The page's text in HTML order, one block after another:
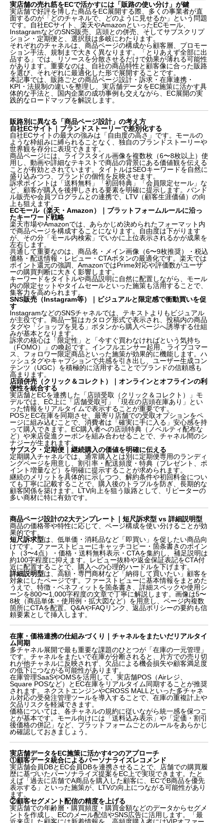
実店舗の売れ筋をECで活かすには「販路の使い分け」が鍵
実店舗で好評を博した商品をEC展開する際、多くの事業者が直
面するのが「どのチャネルで、どのように見せるか」という問題
です。自社ECサイト、楽天やAmazonといったECモール、
InstagramなどのSNS販売、店頭との併売、そしてサブスクリプ
ション・定期便と、選択肢は多岐にわたります。
それぞれのチャネルは、商品ページの構成から顧客層、プロモー
ション手法、規制まで大きく異なります。「とりあえず全部に出
品する」では、リソースを分散させるだけで効果が薄れる可能性
があります。重要なのは、自社の商品特性と顧客像に合った販路
を選び、それぞれに最適化した形で展開することです。
本記事では、販路ごとの商品ページ設計・訴求・在庫連携・
KPI・法規制の違いを整理し、実店舗データをEC施策に活かす具
体的な手法と、国内企業の成功事例も交えながら、EC展開の実
践的なロードマップを解説します。
販路別に異なる「商品ページ設計」の考え方
自社ECサイト｜ブランドストーリーで差別化する
自社ECサイトの最大の強みは「自由度の高さ」です。モールの
ような枠組みに縛られることなく、独自のブランドストーリーや
世界観を存分に表現できます。
商品ページには、ライフスタイル画像を複数枚（6〜8枚以上）使
用し、動画や詳細なテキストで商品の背景にある価値観を伝える
ことが有効とされています。タイトルはSEOキーワードを自然に
盛り込みつつ、ブランドの個性を反映させます。
訴求ポイントは「送料無料」「初回特典」「会員限定セール」な
ど、顧客が購入を後押しされる要素を明確に提示します。バンド
ル販売や会員プログラムとの連携で、LTV（顧客生涯価値）の向
上も狙えます。
ECモール（楽天・Amazon）｜プラットフォームルールに沿っ
たキーワード戦略
楽天市場やAmazonでは、あらかじめ決められたフォーマット内
で商品ページを構成することになります。自由度は下がります
が、その分「モール内検索」でいかに上位表示されるかが成果を
左右します。
共通して重要なのは、商品名・メイン画像（6〜9枚推奨）・税込
価格・配送情報・レビュー・CTAボタンの最適化です。楽天では
ポイント還元の強調、AmazonではPrime対応や評価数がユーザ
ーの購買判断に大きく影響します。
キーワードをタイトルや商品説明に自然に配置しながら、モール
内の限定セットやタイムセールといった施策も活用することで、
集客力を高められます。
SNS販売（Instagram等）｜ビジュアルと限定感で衝動買いを促
す
InstagramなどのSNSチャネルでは、テキストよりもビジュアル
が主役です。商品一覧はカタログ形式で表示され、投稿内の商品
タグや「ショップを見る」ボタンから購入ページへ誘導する仕組
みが基本となります。
訴求の核心は「限定性」と「今すぐ買わなければという気持ち
（FOMO）」の喚起です。インフルエンサー起用、ライブコマー
ス、フォロワー限定商品といった施策が効果的に機能します。ハ
ッシュタグやキャプションで共感を引き出し、ユーザー生成コン
テンツ（UGC）を積極的に活用することでブランドの信頼感も
高まります。
店頭併売（クリック＆コレクト）｜オンラインとオフラインの利
便性を統合する
実店舗とECを連携した「店頭受取（クリック＆コレクト）」モ
デルでは、EC上に「店舗受取可」「現在の店頭在庫あり」とい
った情報をリアルタイムで表示することが重要です。
POSとEC在庫を同期させ、最寄り店舗での受取オプションをペ
ージに組み込むことで、消費者は「確実に手に入る」安心感を持
って購入できます。EC購入者への店頭特典（ノベルティ配布な
ど）や来店促進クーポンを組み合わせることで、チャネル間のシ
ナジーが生まれます。
サブスク・定期便｜継続購入の価値を明確に伝える
定期購入チャネルでは、通常購入とは別に定期便専用のランディ
ングページを用意し、割引率・配送頻度・特典（プレゼント、ポ
イント増量など）を明確に提示することが求められます。
継続のメリットを具体的に示しつつ、解約条件や初回料金につい
ても丁寧に記載することで、購入後のトラブルを防ぎ、長期的な
顧客関係を築けます。LTV向上を狙う販路として、リピーターの
多い商材に特に有効です。
商品ページ設計の2大テンプレート｜短尺訴求型 vs 詳細説明型
商品の価格帯や特性に応じて、ページ構成を使い分けることが効
果的です。
短尺訴求型は、低単価・消耗品など「即買い」を促したい商品向
けです。ファーストビューにキャッチコピー・箇条書きのポイン
ト（3〜4点）・価格・送料無料表示・CTAを集約し、補足説明は
約100字程度に抑えます。レビュー抜粋や返金保証表記をCTA付
近に配置することで、購入への心理的ハードルを下げます。
詳細説明型は、高額・専門商材など「納得して買いたい」顧客を
対象にしたページです。ファーストビューに基本情報をまとめた
うえで、特徴・ベネフィットを箇条書き、詳細スペックや使用シ
ーンを800〜1,000字程度の文章で丁寧に解説します。画像は5〜
8枚（商品単体・使用例・拡大図など）を用意し、ページ内複数
箇所にCTAを配置。Q&AやFAQリンク、返品ポリシーの要約も信
頼要素として挿入します。
在庫・価格連携の仕組みづくり｜チャネルをまたいだリアルタイ
ム同期
多チャネル展開で最も重要な課題のひとつが「在庫の一元管理」
です。チャネルをまたいで在庫が分断されると、片方での売り切
れが他チャネルに反映されず、欠品による機会損失や顧客満足度
の低下につながる可能性があります。
在庫管理SaaSやOMSを活用して、実店舗POS（Airレジ、
Square POSなど）とEC在庫をリアルタイム同期することが推奨
されます。ネクストエンジンやCROSS MALLといった多チャネ
ル対応の受発注管理ツールを導入することで、在庫の重複計上や
欠品リスクを軽減できます。
価格については、各チャネルの規約に従いながら統一感を保つこ
とが基本です。モール向けには「送料込み表示」や「定価・割引
後価格の併記」など、プラットフォームごとのルールをあらかじ
め確認しておきましょう。
実店舗データをEC施策に活かす4つのアプローチ
①顧客データ統合によるパーソナライズレコメンド
実店舗会員DBとEC会員DBを連携させることで、店舗での購買履
歴に基づいたパーソナライズ提案をEC上で実現できます。たと
えば「過去に店舗でA商品を購入した顧客に、ECでB商品を優先
表示する」といった施策が、LTVの向上につながる可能性があり
ます。
②顧客セグメント配信の精度を上げる
実店舗での年齢層・購買頻度・購買金額などのデータからセグメ
ントを作成し、ECのメール配信やSNS広告に活用します。「最
実店舗の売れ筋をECで活かすには「販路の使い分
け」が鍵
販路別に異なる「商品ページ設計」の考え方
商品ページ設計の2大テンプレート｜短尺訴求型 vs 詳